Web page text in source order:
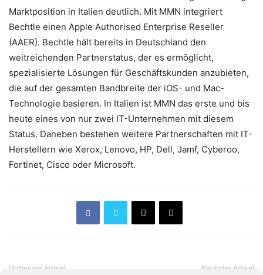
Marktposition in Italien deutlich. Mit MMN integriert
Bechtle einen Apple Authorised Enterprise Reseller
(AAER). Bechtle hält bereits in Deutschland den
weitreichenden Partnerstatus, der es ermöglicht,
spezialisierte Lösungen für Geschäftskunden anzubieten,
die auf der gesamten Bandbreite der iOS- und Mac-
Technologie basieren. In Italien ist MMN das erste und bis
heute eines von nur zwei IT-Unternehmen mit diesem
Status. Daneben bestehen weitere Partnerschaften mit IT-
Herstellern wie Xerox, Lenovo, HP, Dell, Jamf, Cyberoo,
Fortinet, Cisco oder Microsoft.
Vorheriger Artikel Nächster Artikel